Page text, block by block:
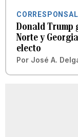
Donald Trump
Norte y
electo
Por José A.